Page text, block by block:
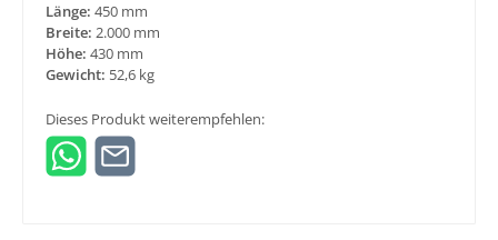
Länge: 450 mm
Breite: 2.000 mm
Höhe: 430 mm
Gewicht: 52,6 kg
Dieses Produkt weiterempfehlen: